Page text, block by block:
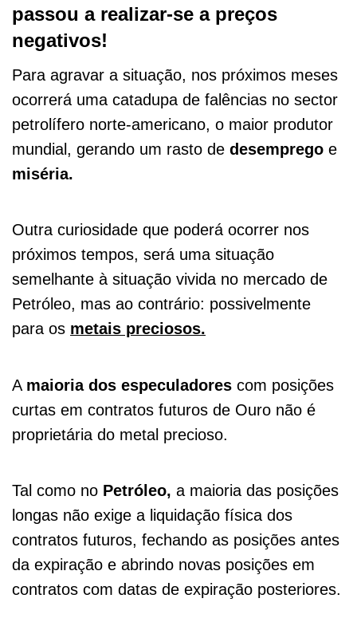
passou a realizar-se a preços
negativos!
Para agravar a situação, nos próximos meses
ocorrerá uma catadupa de falências no sector
petrolífero norte-americano, o maior produtor
mundial, gerando um rasto de desemprego e
miséria.
Outra curiosidade que poderá ocorrer nos
próximos tempos, será uma situação
semelhante à situação vivida no mercado de
Petróleo, mas ao contrário: possivelmente
para os metais preciosos.
A maioria dos especuladores com posições
curtas em contratos futuros de Ouro não é
proprietária do metal precioso.
Tal como no Petróleo, a maioria das posições
longas não exige a liquidação física dos
contratos futuros, fechando as posições antes
da expiração e abrindo novas posições em
contratos com datas de expiração posteriores.